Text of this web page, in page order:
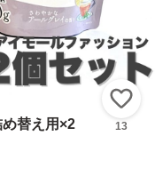
替え用×2
13